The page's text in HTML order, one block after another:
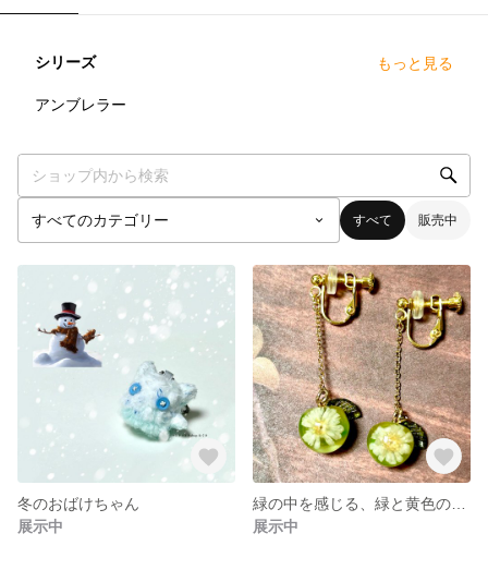
シリーズ もっと見る
アンブレラー
すべて 販売中
冬のおばけちゃん
展示中
展示中